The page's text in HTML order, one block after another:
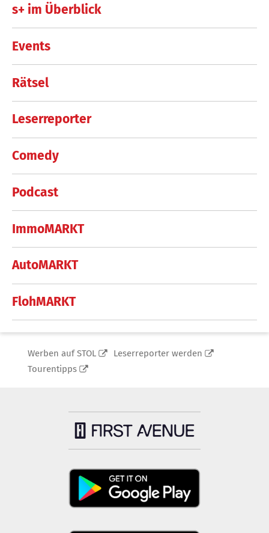
s+ im Überblick
Events
Rätsel
Leserreporter
Comedy
Podcast
ImmoMARKT
AutoMARKT
FlohMARKT
Werben auf STOL
Leserreporter werden
Tourentipps